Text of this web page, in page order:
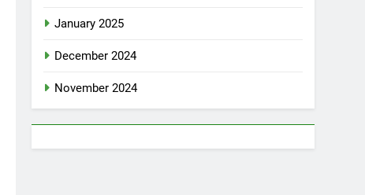
January 2025
December 2024
November 2024